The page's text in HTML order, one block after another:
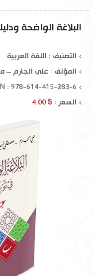
البلاغة الواضحة
التصنيف : اللغة العربية
المؤلف : علي الجارم –
: 978-614-415-283-6
السعر : $ 4.00